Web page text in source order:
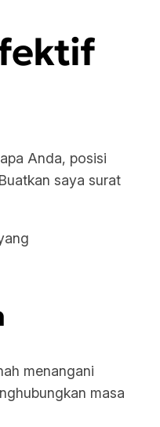
Anda, posisi
saya surat
menangani
masa